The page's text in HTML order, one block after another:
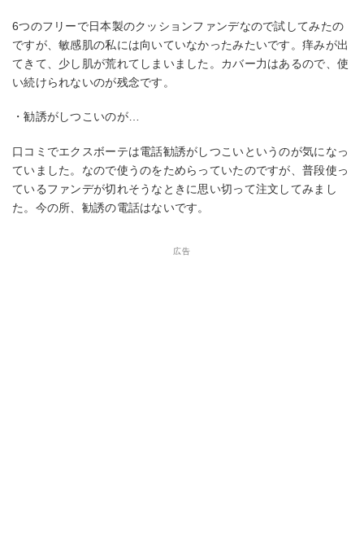
6つのフリーで日本製のクッションファンデなので試してみたの
ですが、敏感肌の私には向いていなかったみたいです。痒みが出
てきて、少し肌が荒れてしまいました。カバー力はあるので、使
い続けられないのが残念です。
・勧誘がしつこいのが…
口コミでエクスボーテは電話勧誘がしつこいというのが気になっ
ていました。なので使うのをためらっていたのですが、普段使っ
ているファンデが切れそうなときに思い切って注文してみまし
た。今の所、勧誘の電話はないです。
広告